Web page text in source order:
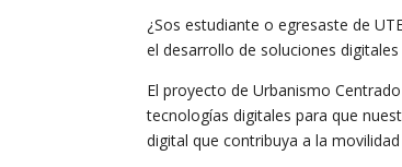
¿Sos estudiante o egresaste de
el desarrollo de soluciones
El proyecto de Urbanismo
tecnologías digitales para que
digital que contribuya a la